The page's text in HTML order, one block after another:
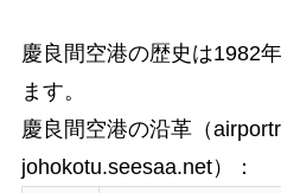
慶良間空港の歴史は1982
ます。
慶良間空港の沿革（
johokotu.seesaa.net）：